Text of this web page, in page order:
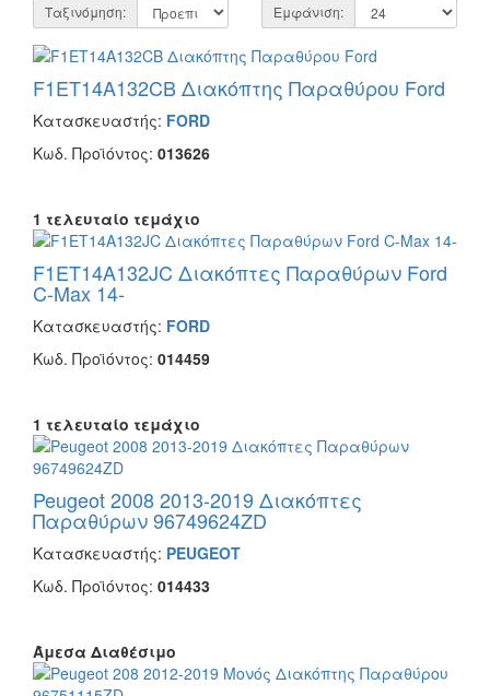
Εμφάνιση:
Ταξινόμηση:
F1ET14A132CB Διακόπτης Παραθύρου Ford
Κατασκευαστής: FORD
Κωδ. Προϊόντος: 013626
1 τελευταίο τεμάχιο
F1ET14A132JC Διακόπτες Παραθύρων Ford
C-Max 14-
Κατασκευαστής: FORD
Κωδ. Προϊόντος: 014459
1 τελευταίο τεμάχιο
Peugeot 2008 2013-2019 Διακόπτες
Παραθύρων 96749624ZD
Κατασκευαστής: PEUGEOT
Κωδ. Προϊόντος: 014433
Άμεσα Διαθέσιμο